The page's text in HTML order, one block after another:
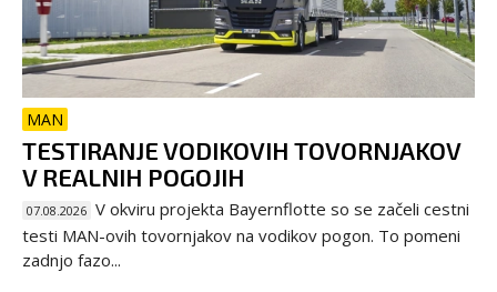
MAN
TESTIRANJE VODIKOVIH TOVORNJAKOV
V REALNIH POGOJIH
07.08.2026 V okviru projekta Bayernflotte so se začeli cestni
testi MAN-ovih tovornjakov na vodikov pogon. To pomeni
zadnjo fazo...